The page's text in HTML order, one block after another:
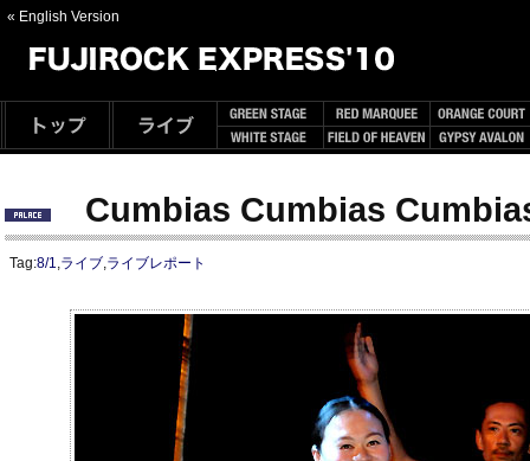
« English Version
Cumbias Cumbias
Tag:8/1,ライブ,ライブレポート